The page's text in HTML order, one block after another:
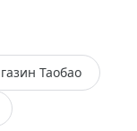
Таобао